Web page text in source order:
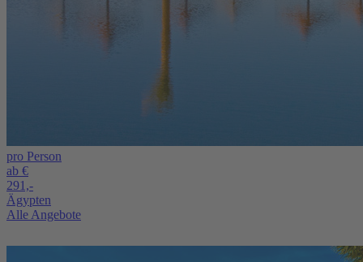
pro Person
ab €
291,-
Ägypten
Alle Angebote